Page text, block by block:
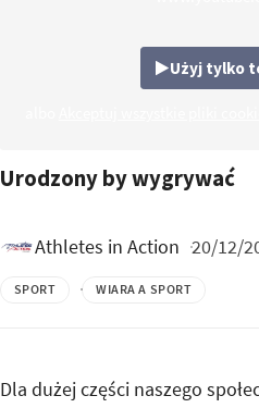
Użyj tylko
Urodzony by wygrywać
Athletes in Action 20/12/
SPORT WIARA A SPORT
Dla dużej części naszego